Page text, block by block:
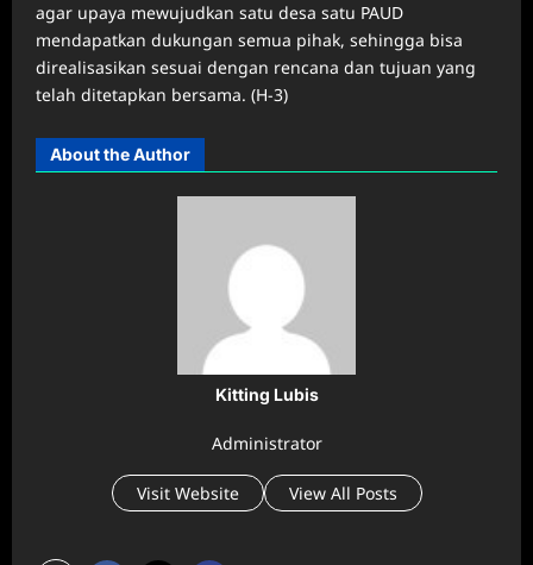
agar upaya mewujudkan satu desa satu PAUD
mendapatkan dukungan semua pihak, sehingga bisa
direalisasikan sesuai dengan rencana dan tujuan yang
telah ditetapkan bersama. (H-3)
About the Author
Kitting Lubis
Administrator
Visit Website View All Posts